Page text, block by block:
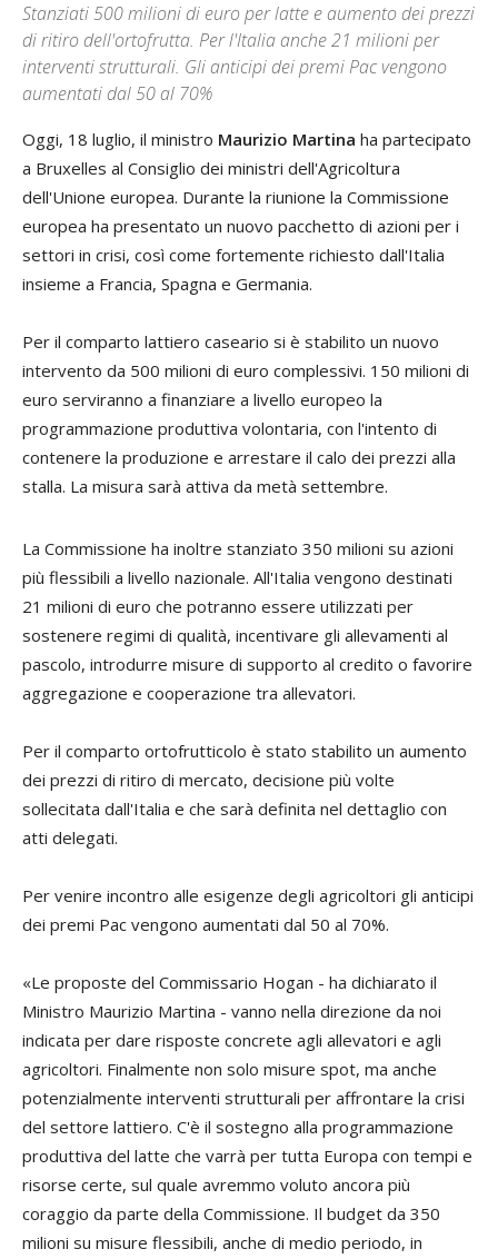
Stanziati 500 milioni di euro per latte e aumento dei prezzi
di ritiro dell'ortofrutta. Per l'Italia anche 21 milioni per
interventi strutturali. Gli anticipi dei premi Pac vengono
aumentati dal 50 al 70%
Oggi, 18 luglio, il ministro Maurizio Martina ha partecipato
a Bruxelles al Consiglio dei ministri dell'Agricoltura
dell'Unione europea. Durante la riunione la Commissione
europea ha presentato un nuovo pacchetto di azioni per i
settori in crisi, così come fortemente richiesto dall'Italia
insieme a Francia, Spagna e Germania.
Per il comparto lattiero caseario si è stabilito un nuovo
intervento da 500 milioni di euro complessivi. 150 milioni di
euro serviranno a finanziare a livello europeo la
programmazione produttiva volontaria, con l'intento di
contenere la produzione e arrestare il calo dei prezzi alla
stalla. La misura sarà attiva da metà settembre.
La Commissione ha inoltre stanziato 350 milioni su azioni
più flessibili a livello nazionale. All'Italia vengono destinati
21 milioni di euro che potranno essere utilizzati per
sostenere regimi di qualità, incentivare gli allevamenti al
pascolo, introdurre misure di supporto al credito o favorire
aggregazione e cooperazione tra allevatori.
Per il comparto ortofrutticolo è stato stabilito un aumento
dei prezzi di ritiro di mercato, decisione più volte
sollecitata dall'Italia e che sarà definita nel dettaglio con
atti delegati.
Per venire incontro alle esigenze degli agricoltori gli anticipi
dei premi Pac vengono aumentati dal 50 al 70%.
«Le proposte del Commissario Hogan - ha dichiarato il
Ministro Maurizio Martina - vanno nella direzione da noi
indicata per dare risposte concrete agli allevatori e agli
agricoltori. Finalmente non solo misure spot, ma anche
potenzialmente interventi strutturali per affrontare la crisi
del settore lattiero. C'è il sostegno alla programmazione
produttiva del latte che varrà per tutta Europa con tempi e
risorse certe, sul quale avremmo voluto ancora più
coraggio da parte della Commissione. Il budget da 350
milioni su misure flessibili, anche di medio periodo, in